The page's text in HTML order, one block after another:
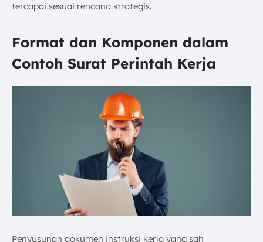
tercapai sesuai rencana strategis.
Format dan Komponen dalam
Contoh Surat Perintah Kerja
Penyusunan dokumen instruksi kerja yang sah